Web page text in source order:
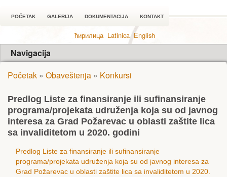
POČETAK GALERIJA DOKUMENTACIJA KONTAKT
ћирилица Latinica English
Navigacija
Početak » Obaveštenja » Konkursi
Predlog Liste za finansiranje ili sufinansiranje
programa/projekata udruženja koja su od javnog
interesa za Grad Požarevac u oblasti zaštite lica
sa invaliditetom u 2020. godini
Predlog Liste za finansiranje ili sufinansiranje
programa/projekata udruženja koja su od javnog interesa za
Grad Požarevac u oblasti zaštite lica sa invaliditetom u 2020.